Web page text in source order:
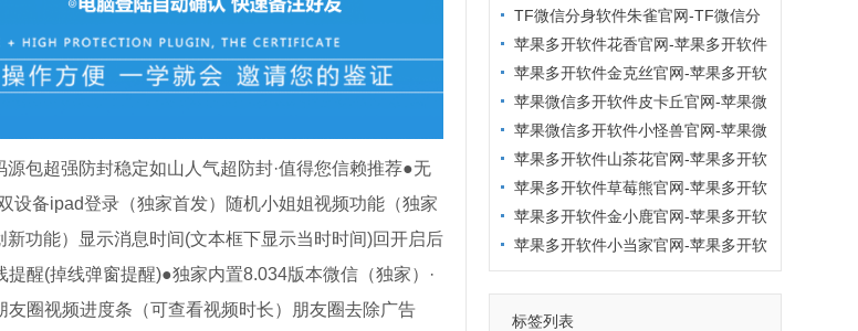
包超强防封稳定如山人气超防封·值得您信赖推荐●无
设备ipad登录（独家首发）随机小姐姐视频功能（独家
功能）显示消息时间(文本框下显示当时时间)回开启后
醒(掉线弹窗提醒)●独家内置8.034版本微信（独家）·
圈视频进度条（可查看视频时长）朋友圈去除广告
信分身软件购买
TF微信分身软件朱雀官网-TF微信分
身软件朱雀激活码
苹果多开软件花香官网-苹果多开软件
花香激活码
苹果多开软件金克丝官网-苹果多开软
件金克丝激活码
苹果微信多开软件皮卡丘官网-苹果微
信多开软件皮卡丘激活码
苹果微信多开软件小怪兽官网-苹果微
信多开软件小怪兽激活码
苹果多开软件山茶花官网-苹果多开软
件山茶花激活码
苹果多开软件草莓熊官网-苹果多开软
件草莓熊激活码
苹果多开软件金小鹿官网-苹果多开软
件金小鹿激活码
苹果多开软件小当家官网-苹果多开软
件小当家激活码
标签列表